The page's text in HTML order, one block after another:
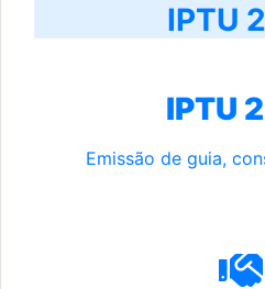
IPTU
IPTU
Emissão de guia,